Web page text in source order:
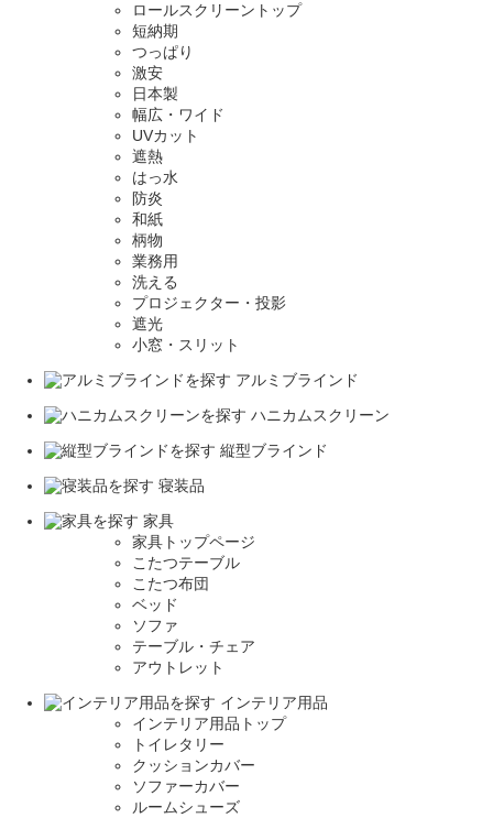
ロールスクリーントップ
短納期
つっぱり
激安
日本製
幅広・ワイド
UVカット
遮熱
はっ水
防炎
和紙
柄物
業務用
洗える
プロジェクター・投影
遮光
小窓・スリット
アルミブラインド
ハニカムスクリーン
縦型ブラインド
寝装品
家具
家具トップページ
こたつテーブル
こたつ布団
ベッド
ソファ
テーブル・チェア
アウトレット
インテリア用品
インテリア用品トップ
トイレタリー
クッションカバー
ソファーカバー
ルームシューズ